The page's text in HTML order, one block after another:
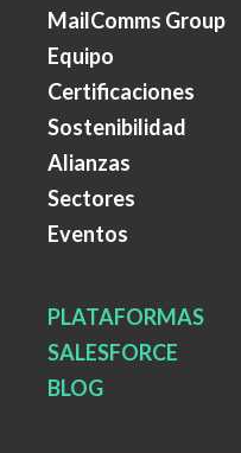
MailComms Group
Equipo
Certificaciones
Sostenibilidad
Alianzas
Sectores
Eventos
PLATAFORMAS
SALESFORCE
BLOG